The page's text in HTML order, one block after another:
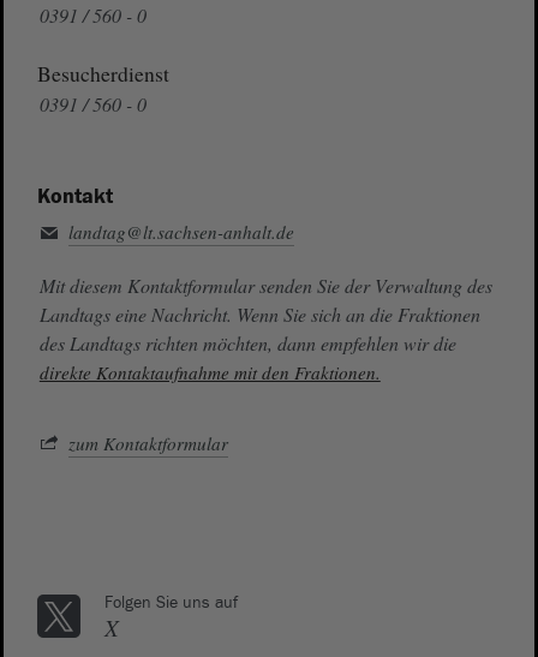
0391 / 560 - 0
Besucherdienst
0391 / 560 - 0
Kontakt
landtag@lt.sachsen-anhalt.de
Mit diesem Kontaktformular senden Sie der Verwaltung des
Landtags eine Nachricht. Wenn Sie sich an die Fraktionen
des Landtags richten möchten, dann empfehlen wir die
direkte Kontaktaufnahme mit den Fraktionen.
zum Kontaktformular
Folgen Sie uns auf
X